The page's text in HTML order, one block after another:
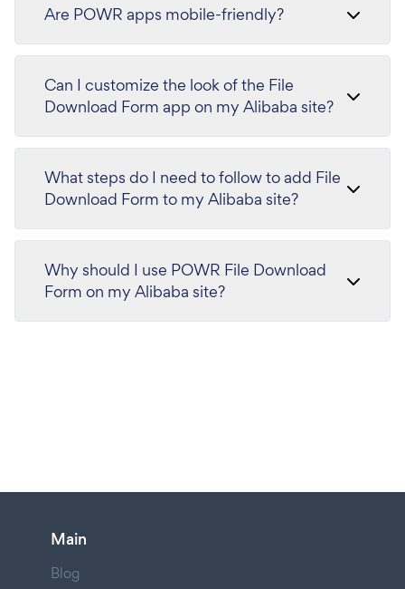
Are POWR apps mobile-friendly?
Can I customize the look of the File
Download Form app on my Alibaba site?
What steps do I need to follow to add File
Download Form to my Alibaba site?
Why should I use POWR File Download
Form on my Alibaba site?
Main
Blog